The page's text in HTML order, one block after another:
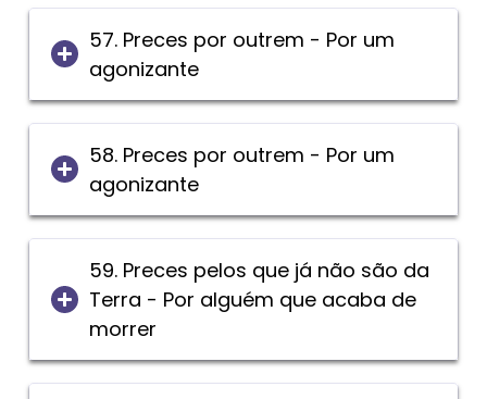
57. Preces por outrem - Por um
agonizante
58. Preces por outrem - Por um
agonizante
59. Preces pelos que já não são da
Terra - Por alguém que acaba de
morrer